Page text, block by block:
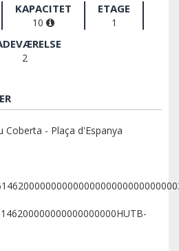
KAPACITET
10
ETAGE
1
2
Coberta - Plaça d'Espanya